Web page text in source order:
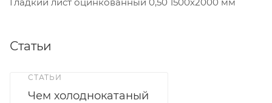
Статьи
СТАТЬИ
Чем холоднокатаный